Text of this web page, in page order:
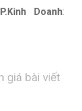
P.Kinh Doanh:
giá bài viết